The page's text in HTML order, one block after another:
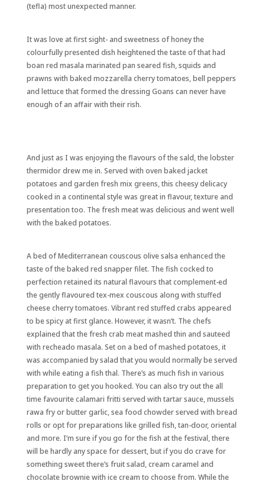
(tefla) most unexpected manner.
It was love at first sight- and sweetness of honey the
colourfully presented dish heightened the taste of that had
boan red masala marinated pan seared fish, squids and
prawns with baked mozzarella cherry tomatoes, bell peppers
and lettuce that formed the dressing Goans can never have
enough of an affair with their rish.
And just as I was enjoying the flavours of the sald, the lobster
thermidor drew me in. Served with oven baked jacket
potatoes and garden fresh mix greens, this cheesy delicacy
cooked in a continental style was great in flavour, texture and
presentation too. The fresh meat was delicious and went well
with the baked potatoes.
A bed of Mediterranean couscous olive salsa enhanced the
taste of the baked red snapper filet. The fish cocked to
perfection retained its natural flavours that complement-ed
the gently flavoured tex-mex couscous along with stuffed
cheese cherry tomatoes. Vibrant red stuffed crabs appeared
to be spicy at first glance. However, it wasn’t. The chefs
explained that the fresh crab meat mashed thin and sauteed
with recheado masala. Set on a bed of mashed potatoes, it
was accompanied by salad that you would normally be served
with while eating a fish thal. There’s as much fish in various
preparation to get you hooked. You can also try out the all
time favourite calamari fritti served with tartar sauce, mussels
rawa fry or butter garlic, sea food chowder served with bread
rolls or opt for preparations like grilled fish, tan-door, oriental
and more. I’m sure if you go for the fish at the festival, there
will be hardly any space for dessert, but if you do crave for
something sweet there’s fruit salad, cream caramel and
chocolate brownie with ice cream to choose from. While the